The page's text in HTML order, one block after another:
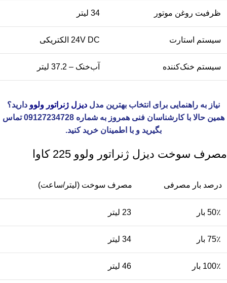
ظرفیت روغن موتور 34 لیتر
سیستم استارت 24V DC الکتریکی
سیستم خنک‌کننده آب‌خنک – 37.2 لیتر
نیاز به راهنمایی برای انتخاب بهترین مدل دیزل ژنراتور ولوو دارید؟
همین حالا با کارشناسان فنی همروز به شماره 09127234728 تماس
بگیرید و با اطمینان خرید کنید.
مصرف سوخت دیزل ژنراتور ولوو 225 کاوا
درصد بار مصرفی مصرف سوخت (لیتر/ساعت)
50٪ بار 23 لیتر
75٪ بار 34 لیتر
100٪ بار 46 لیتر